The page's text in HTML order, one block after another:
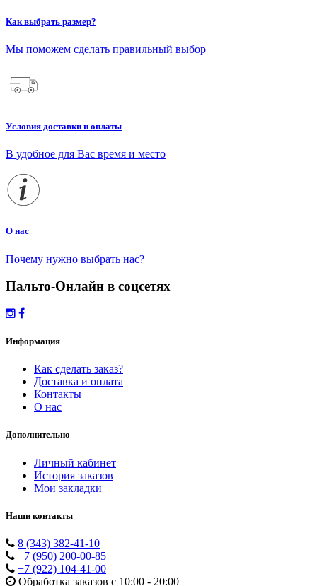
Как выбрать размер?
Мы поможем сделать правильный выбор
Условия доставки и оплаты
В удобное для Вас время и место
О нас
Почему нужно выбрать нас?
Пальто-Онлайн в соцсетях
Информация
Как сделать заказ?
Доставка и оплата
Контакты
О нас
Дополнительно
Личный кабинет
История заказов
Мои закладки
Наши контакты
8 (343) 382-41-10
+7 (950) 200-00-85
+7 (922) 104-41-00
Обработка заказов с 10:00 - 20:00